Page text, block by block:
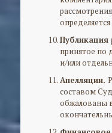
Публикация
принятое по
и/или
Апелляции.
составом
обжалованы